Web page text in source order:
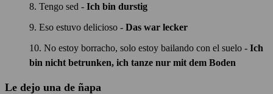
Tengo sed - Ich bin durstig
Eso estuvo delicioso - Das war lecker
No estoy borracho, solo estoy bailando con el suelo - Ich
bin nicht betrunken, ich tanze nur mit dem Boden
Le dejo una de ñapa